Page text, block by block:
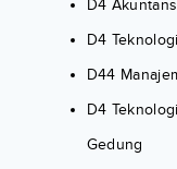
D4
D4
D44
D4
Gedung